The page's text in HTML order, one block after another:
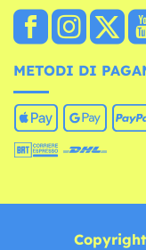
METODI DI